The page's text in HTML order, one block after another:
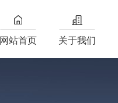
网站首页 关于我们